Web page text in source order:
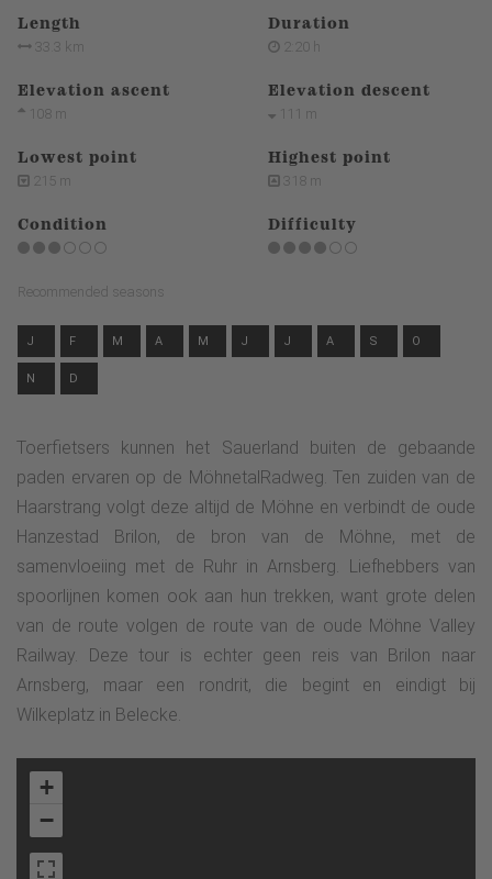
Length
33.3 km
Duration
2:20 h
Elevation ascent
108 m
Elevation descent
111 m
Lowest point
215 m
Highest point
318 m
Condition Difficulty
Recommended seasons
J F M A M J J A S O
N D
Toerfietsers kunnen het Sauerland buiten de gebaande
paden ervaren op de MöhnetalRadweg. Ten zuiden van de
Haarstrang volgt deze altijd de Möhne en verbindt de oude
Hanzestad Brilon, de bron van de Möhne, met de
samenvloeiing met de Ruhr in Arnsberg. Liefhebbers van
spoorlijnen komen ook aan hun trekken, want grote delen
van de route volgen de route van de oude Möhne Valley
Railway. Deze tour is echter geen reis van Brilon naar
Arnsberg, maar een rondrit, die begint en eindigt bij
Wilkeplatz in Belecke.
+
−